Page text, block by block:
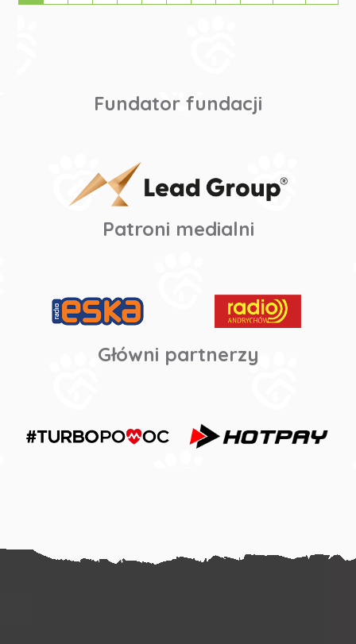
Fundator fundacji
Patroni medialni
Główni partnerzy